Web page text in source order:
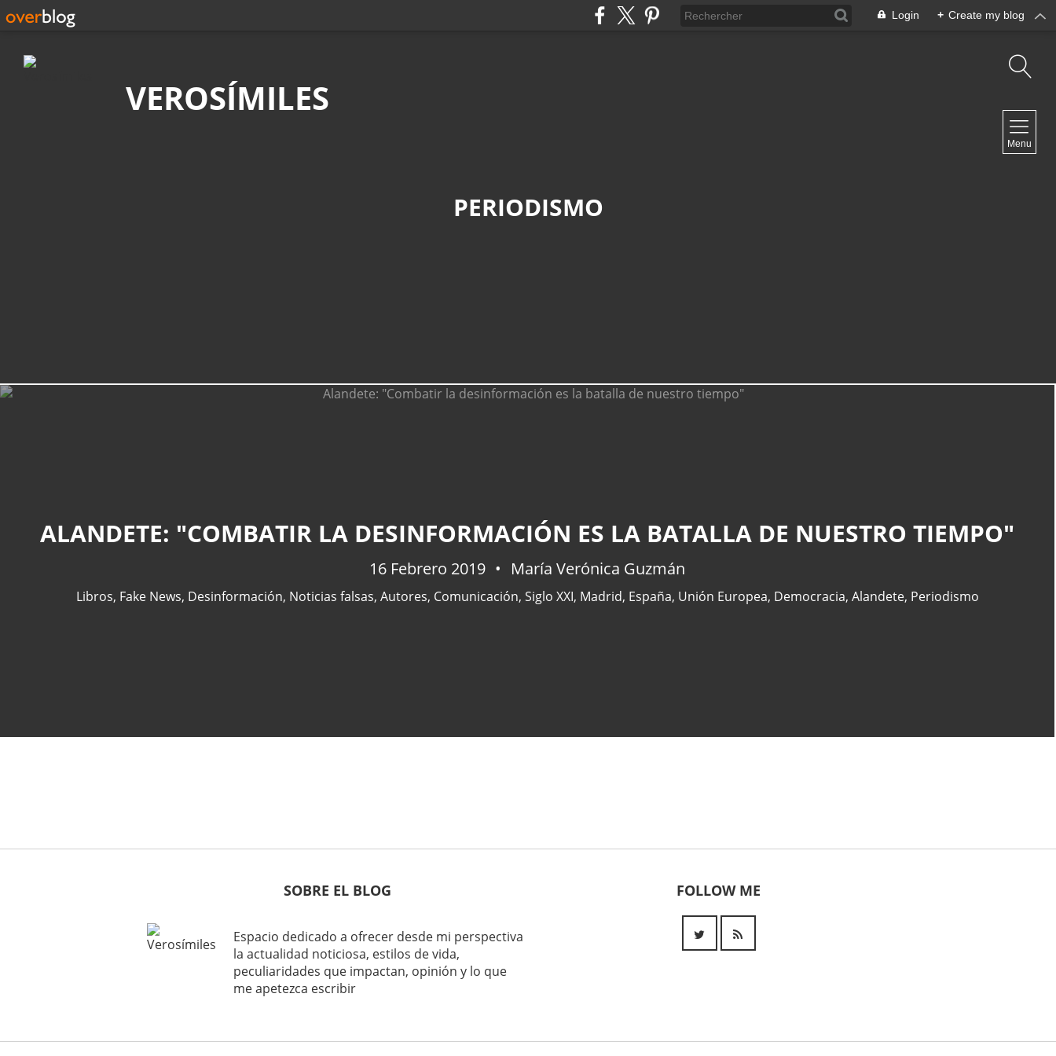
Login + Create my blog
VEROSÍMILES
Menu
PERIODISMO
ALANDETE: "COMBATIR LA DESINFORMACIÓN ES LA BATALLA DE NUESTRO TIEMPO"
16 Febrero 2019 María Verónica Guzmán
Libros, Fake News, Desinformación, Noticias falsas, Autores, Comunicación, Siglo XXI, Madrid, España, Unión Europea, Democracia, Alandete, Periodismo
SOBRE EL BLOG
Espacio dedicado a ofrecer desde mi perspectiva
la actualidad noticiosa, estilos de vida,
peculiaridades que impactan, opinión y lo que
me apetezca escribir
FOLLOW ME
España (77)